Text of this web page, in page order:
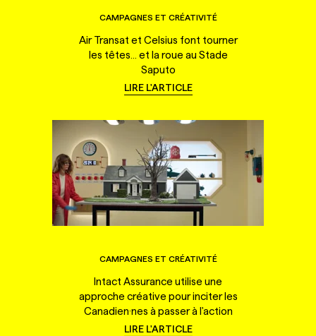
CAMPAGNES ET CRÉATIVITÉ
Air Transat et Celsius font tourner
les têtes... et la roue au Stade
Saputo
LIRE L'ARTICLE
CAMPAGNES ET CRÉATIVITÉ
Intact Assurance utilise une
approche créative pour inciter les
Canadien·nes à passer à l'action
LIRE L'ARTICLE